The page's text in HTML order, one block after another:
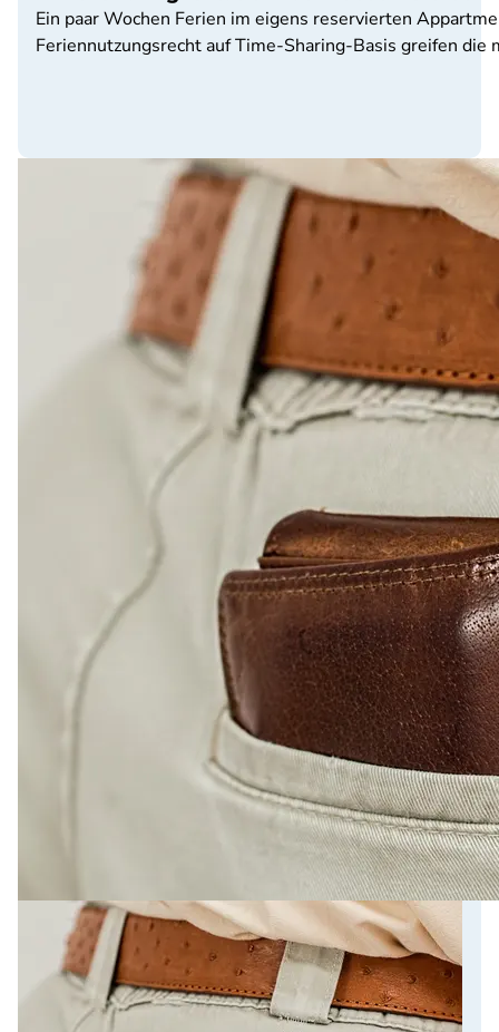
Ein paar Wochen Ferien im eigens reservierten
Feriennutzungsrecht auf Time-Sharing-Basis greifen die